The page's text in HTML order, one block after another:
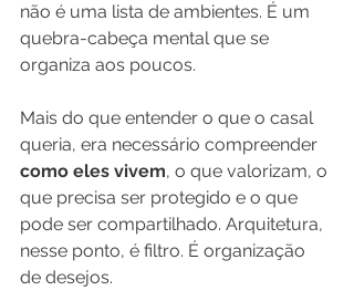
não é uma lista de ambientes. É um
quebra-cabeça mental que se
organiza aos poucos.
Mais do que entender o que o casal
queria, era necessário compreender
como eles vivem, o que valorizam, o
que precisa ser protegido e o que
pode ser compartilhado. Arquitetura,
nesse ponto, é filtro. É organização
de desejos.